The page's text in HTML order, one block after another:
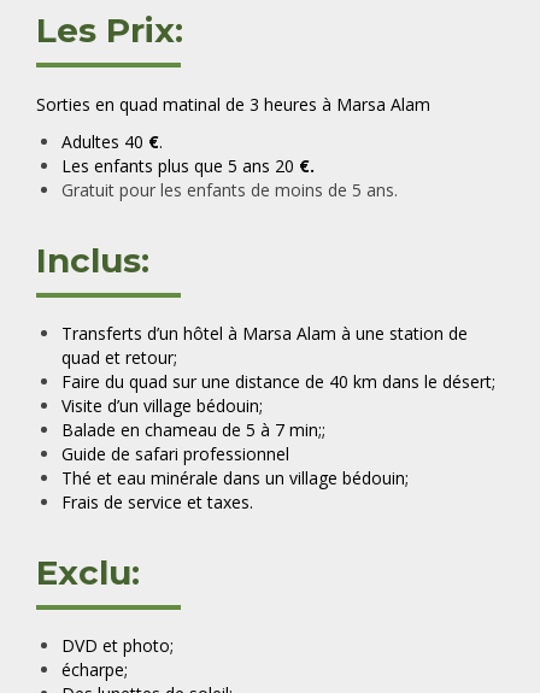
Les Prix:
Sorties en quad matinal de 3 heures à Marsa Alam
Adultes 40 €.
Les enfants plus que 5 ans 20 €.
Gratuit pour les enfants de moins de 5 ans.
Inclus:
Transferts d’un hôtel à Marsa Alam à une station de
quad et retour;
Faire du quad sur une distance de 40 km dans le désert;
Visite d’un village bédouin;
Balade en chameau de 5 à 7 min;;
Guide de safari professionnel
Thé et eau minérale dans un village bédouin;
Frais de service et taxes.
Exclu:
DVD et photo;
écharpe;